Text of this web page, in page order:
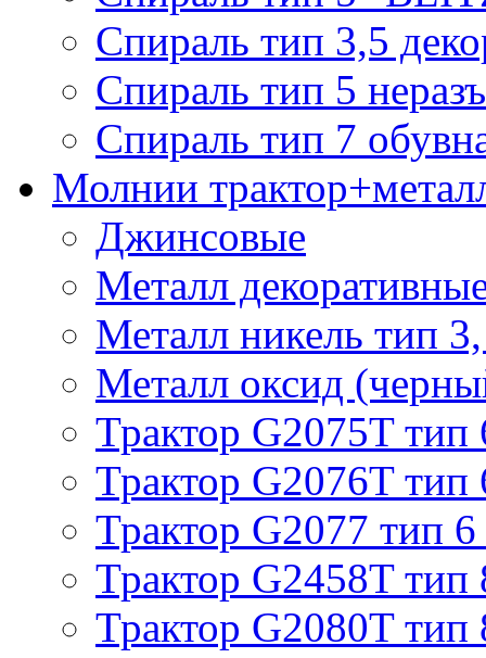
Спираль тип 3,5
Спираль тип 5
Спираль тип 7
Молнии
Джинсовые
Металл
Металл никель тип
Металл оксид
Трактор G2075T тип
Трактор G2076T тип
Трактор G2077 тип 6
Трактор G2458T тип
Трактор G2080T тип